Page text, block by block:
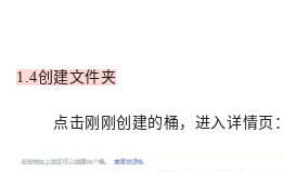
1.4创建文件夹
点击刚刚创建的桶，进入详情页：